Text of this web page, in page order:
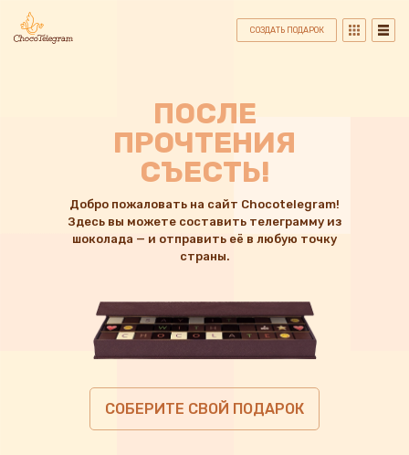
СОЗДАТЬ ПОДАРОК
ПОСЛЕ
ПРОЧТЕНИЯ
СЪЕСТЬ!
Добро пожаловать на сайт Chocotelegram!
Здесь вы можете составить телеграмму из
шоколада — и отправить её в любую точку
страны.
СОБЕРИТЕ СВОЙ ПОДАРОК